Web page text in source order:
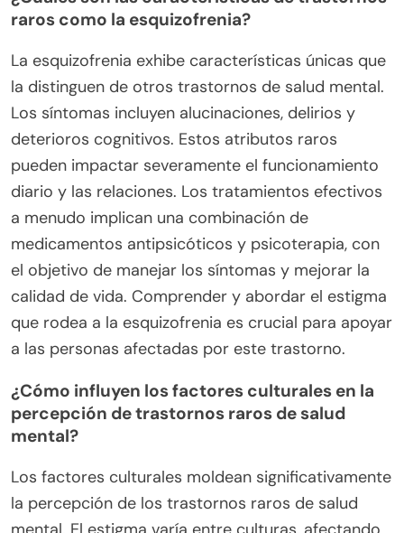
¿Qué trastornos de salud mental
raros deberíamos conocer?
Algunos trastornos de salud mental raros incluyen
el Delirio de Cotard, el Síndrome de Capgras y el
Síndrome de Alicia en el País de las Maravillas.
Estas condiciones a menudo conducen a
percepciones únicas de la realidad, impactando el
funcionamiento diario. El Delirio de Cotard implica
la creencia de que uno está muerto o no existe. El
Síndrome de Capgras lleva a las personas a creer
que personas familiares han sido reemplazadas
las Maravillas afecta la percepción de la imagen
corporal y el tamaño. La conciencia de estos
mejorar la comprensión de las complejidades de la
salud mental.